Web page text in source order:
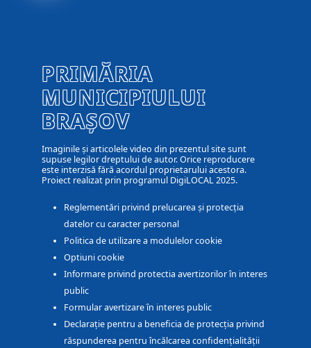
PRIMĂRIA
MUNICIPIULUI
BRAȘOV
Imaginile și articolele video din prezentul site sunt
supuse legilor dreptului de autor. Orice reproducere
este interzisă fără acordul proprietarului acestora.
Proiect realizat prin programul DigiLOCAL 2025.
Reglementări privind prelucarea și protecția
datelor cu caracter personal
Politica de utilizare a modulelor cookie
Optiuni cookie
Informare privind protectia avertizorilor în interes
public
Formular avertizare în interes public
Declarație pentru a beneficia de protecția privind
răspunderea pentru încălcarea confidențialității